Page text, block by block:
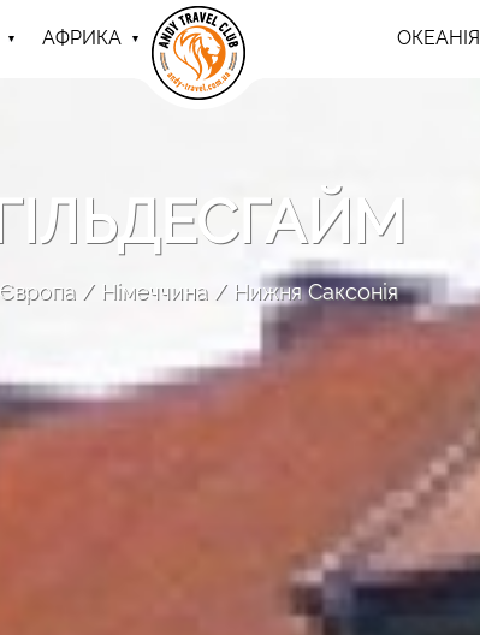
АФРИКА ОКЕАНІЯ
ГІЛЬДЕСГАЙМ
Європа Німеччина Нижня Саксонія